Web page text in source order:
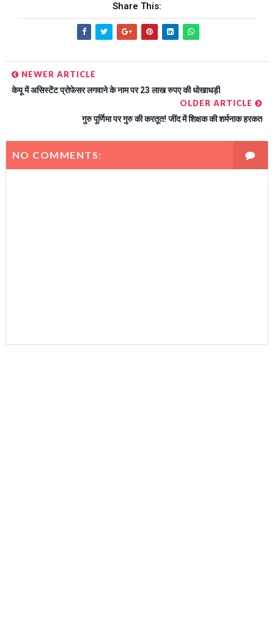
Share This:
NEWER ARTICLE
केयू में असिस्टेंट प्रोफेसर लगवाने के नाम पर 23 लाख रुपए की धोखाधड़ी
OLDER ARTICLE
गुरु पूर्णिमा पर गुरु की करतूत! जींद में शिक्षक की शर्मनाक हरकत
NO COMMENTS: